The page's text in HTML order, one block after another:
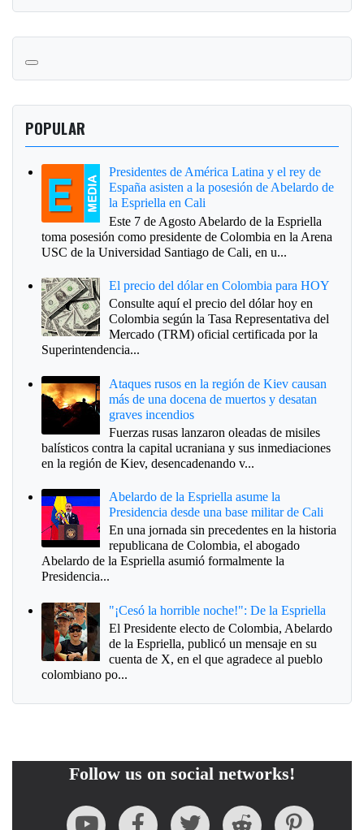
POPULAR
Presidentes de América Latina y el rey de
España asisten a la posesión de Abelardo de
la Espriella en Cali
Este 7 de Agosto Abelardo de la Espriella
toma posesión como presidente de Colombia en la Arena
USC de la Universidad Santiago de Cali, en u...
El precio del dólar en Colombia para HOY
Consulte aquí el precio del dólar hoy en
Colombia según la Tasa Representativa del
Mercado (TRM) oficial certificada por la
Superintendencia...
Ataques rusos en la región de Kiev causan
más de una docena de muertos y desatan
graves incendios
Fuerzas rusas lanzaron oleadas de misiles
balísticos contra la capital ucraniana y sus inmediaciones
en la región de Kiev, desencadenando v...
Abelardo de la Espriella asume la
Presidencia desde una base militar de Cali
En una jornada sin precedentes en la historia
republicana de Colombia, el abogado
Abelardo de la Espriella asumió formalmente la
Presidencia...
"¡Cesó la horrible noche!": De la Espriella
El Presidente electo de Colombia, Abelardo
de la Espriella, publicó un mensaje en su
cuenta de X, en el que agradece al pueblo
colombiano po...
Follow us on social networks!